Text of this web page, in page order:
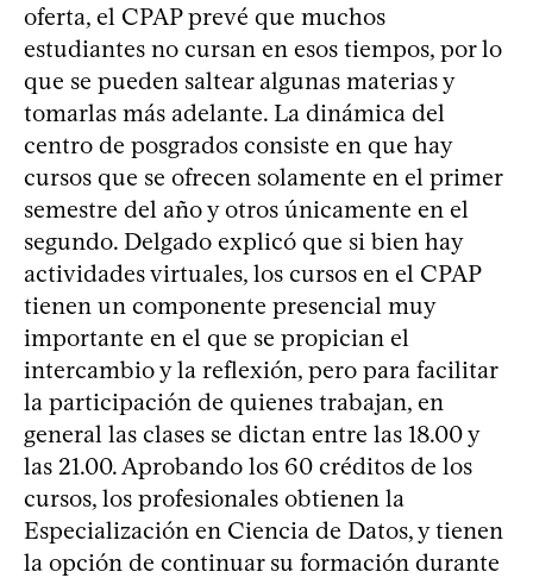
oferta, el CPAP prevé que muchos
estudiantes no cursan en esos tiempos, por lo
que se pueden saltear algunas materias y
tomarlas más adelante. La dinámica del
centro de posgrados consiste en que hay
cursos que se ofrecen solamente en el primer
semestre del año y otros únicamente en el
segundo. Delgado explicó que si bien hay
actividades virtuales, los cursos en el CPAP
tienen un componente presencial muy
importante en el que se propician el
intercambio y la reflexión, pero para facilitar
la participación de quienes trabajan, en
general las clases se dictan entre las 18.00 y
las 21.00. Aprobando los 60 créditos de los
cursos, los profesionales obtienen la
Especialización en Ciencia de Datos, y tienen
la opción de continuar su formación durante